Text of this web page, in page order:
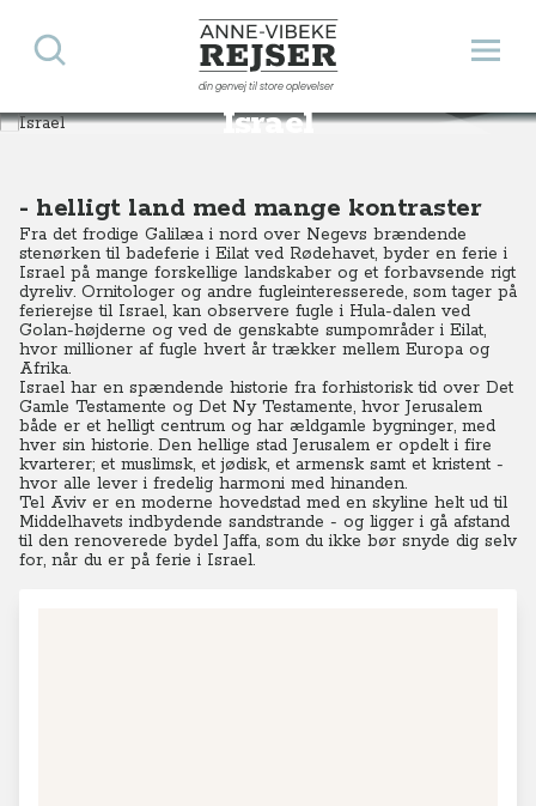
Anne-Vibeke Rejser
din genvej til store oplevelser
Åbn
Søg
Israel
Destinationer Asien Israel
- helligt land med mange kontraster
Fra det frodige Galilæa i nord over Negevs brændende
stenørken til badeferie i Eilat ved Rødehavet, byder en ferie i
Israel på mange forskellige landskaber og et forbavsende rigt
dyreliv. Ornitologer og andre fugleinteresserede, som tager på
ferierejse til Israel, kan observere fugle i Hula-dalen ved
Golan-højderne og ved de genskabte sumpområder i Eilat,
hvor millioner af fugle hvert år trækker mellem Europa og
Afrika.
Israel har en spændende historie fra forhistorisk tid over Det
Gamle Testamente og Det Ny Testamente, hvor Jerusalem
både er et helligt centrum og har ældgamle bygninger, med
hver sin historie. Den hellige stad Jerusalem er opdelt i fire
kvarterer; et muslimsk, et jødisk, et armensk samt et kristent -
hvor alle lever i fredelig harmoni med hinanden.
Tel Aviv er en moderne hovedstad med en skyline helt ud til
Middelhavets indbydende sandstrande - og ligger i gå afstand
til den renoverede bydel Jaffa, som du ikke bør snyde dig selv
for, når du er på ferie i Israel.